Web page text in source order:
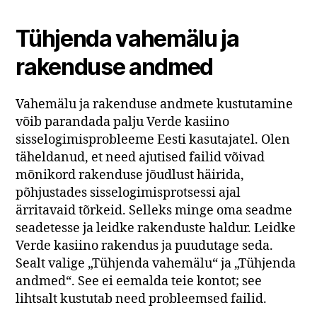
Tühjenda vahemälu ja
rakenduse andmed
Vahemälu ja rakenduse andmete kustutamine
võib parandada palju Verde kasiino
sisselogimisprobleeme Eesti kasutajatel. Olen
täheldanud, et need ajutised failid võivad
mõnikord rakenduse jõudlust häirida,
põhjustades sisselogimisprotsessi ajal
ärritavaid tõrkeid. Selleks minge oma seadme
seadetesse ja leidke rakenduste haldur. Leidke
Verde kasiino rakendus ja puudutage seda.
Sealt valige „Tühjenda vahemälu“ ja „Tühjenda
andmed“. See ei eemalda teie kontot; see
lihtsalt kustutab need probleemsed failid.